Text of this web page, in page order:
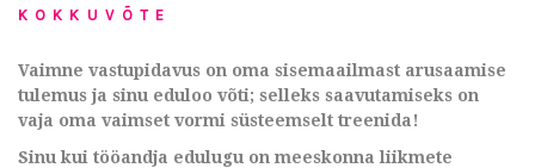
KOKKUVÕTE
Vaimne vastupidavus on oma sisemaailmast arusaamise
tulemus ja sinu eduloo võti; selleks saavutamiseks on
vaja oma vaimset vormi süsteemselt treenida!
Sinu kui tööandja edulugu on meeskonna liikmete